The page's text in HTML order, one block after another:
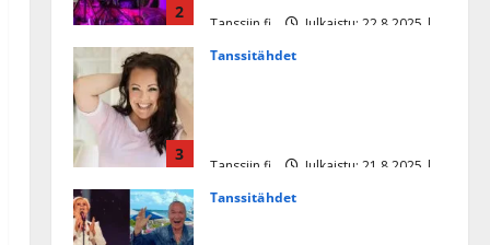
2
Tanssiin.fi
Julkaistu: 22.8.2025 |
3
Tanssitähdet
Tanssiin.fi
Julkaistu: 21.8.2025 |
Tanssitähdet